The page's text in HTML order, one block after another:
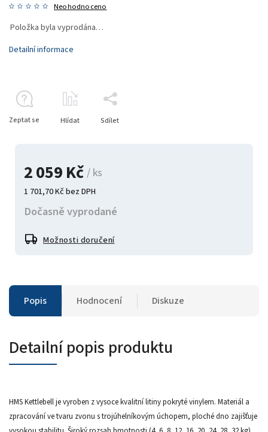
Neohodnoceno
2 059 Kč/ ks
1 701,70 Kč bez DPH
Dočasně vyprodané
Možnosti doručení
Položka byla vyprodána…
Detailní informace
Zeptat se Hlídat Sdílet
Popis Hodnocení Diskuze
Detailní popis produktu
HMS Kettlebell je vyroben z vysoce kvalitní litiny pokryté vinylem. Materiál a
zpracování ve tvaru zvonu s trojúhelníkovým úchopem, ploché dno zajišťuje